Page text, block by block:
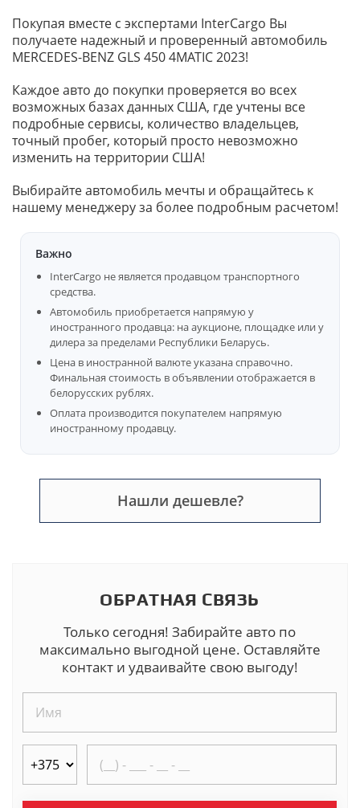
Покупая вместе с экспертами InterCargo Вы
получаете надежный и проверенный автомобиль
MERCEDES-BENZ GLS 450 4MATIC 2023!
Каждое авто до покупки проверяется во всех
возможных базах данных США, где учтены все
подробные сервисы, количество владельцев,
точный пробег, который просто невозможно
изменить на территории США!
Выбирайте автомобиль мечты и обращайтесь к
нашему менеджеру за более подробным расчетом!
Важно
InterCargo не является продавцом транспортного
средства.
Автомобиль приобретается напрямую у
иностранного продавца: на аукционе, площадке или у
дилера за пределами Республики Беларусь.
Цена в иностранной валюте указана справочно.
Финальная стоимость в объявлении отображается в
белорусских рублях.
Оплата производится покупателем напрямую
иностранному продавцу.
Нашли дешевле?
ОБРАТНАЯ СВЯЗЬ
Только сегодня! Забирайте авто по
максимально выгодной цене. Оставляйте
контакт и удваивайте свою выгоду!